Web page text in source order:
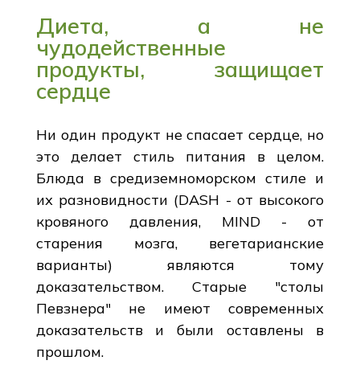
Диета, а не
чудодейственные
продукты, защищает
сердце
Ни один продукт не спасает сердце, но
это делает стиль питания в целом.
Блюда в средиземноморском стиле и
их разновидности (DASH - от высокого
кровяного давления, MIND - от
старения мозга, вегетарианские
варианты) являются тому
доказательством. Старые "столы
Певзнера" не имеют современных
доказательств и были оставлены в
прошлом.